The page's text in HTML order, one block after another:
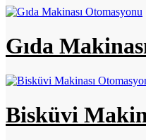
Gıda
Bisküvi